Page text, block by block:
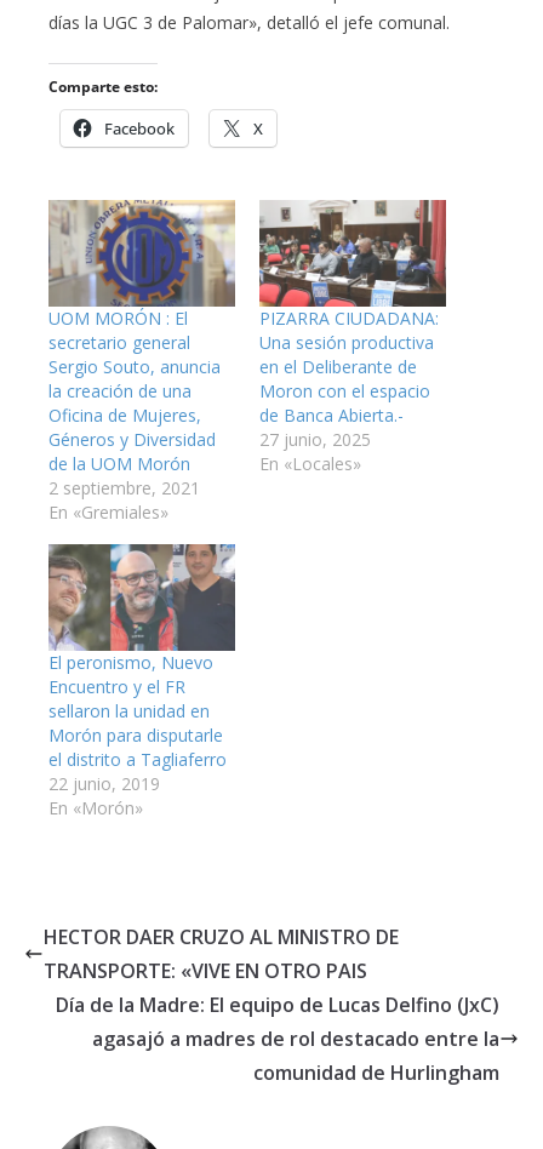
días la UGC 3 de Palomar», detalló el jefe comunal.
Comparte esto:
Facebook X
UOM MORÓN : El
secretario general
Sergio Souto, anuncia
la creación de una
Oficina de Mujeres,
Géneros y Diversidad
de la UOM Morón
2 septiembre, 2021
En «Gremiales»
PIZARRA CIUDADANA:
Una sesión productiva
en el Deliberante de
Moron con el espacio
de Banca Abierta.-
27 junio, 2025
En «Locales»
El peronismo, Nuevo
Encuentro y el FR
sellaron la unidad en
Morón para disputarle
el distrito a Tagliaferro
22 junio, 2019
En «Morón»
HECTOR DAER CRUZO AL MINISTRO DE
TRANSPORTE: «VIVE EN OTRO PAIS
Día de la Madre: El equipo de Lucas Delfino (JxC)
agasajó a madres de rol destacado entre la
comunidad de Hurlingham